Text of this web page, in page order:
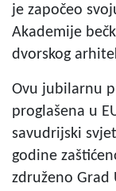
je započeo
Akademije
dvorskog
Ovu jubilarnu
proglašena u
savudrijski
godine
združeno Grad